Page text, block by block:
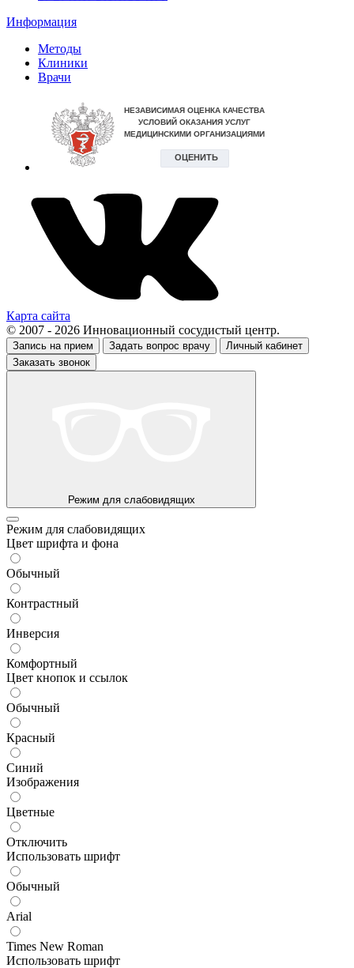
Информация
Методы
Клиники
Врачи
Карта сайта
© 2007 - 2026 Инновационный сосудистый центр.
Запись на прием Задать вопрос врачу
Личный кабинет
Заказать звонок
Режим для слабовидящих
Режим для слабовидящих
Цвет шрифта и фона
Обычный
Контрастный
Инверсия
Комфортный
Цвет кнопок и ссылок
Обычный
Красный
Синий
Изображения
Цветные
Отключить
Использовать шрифт
Обычный
Arial
Times New Roman
Использовать шрифт